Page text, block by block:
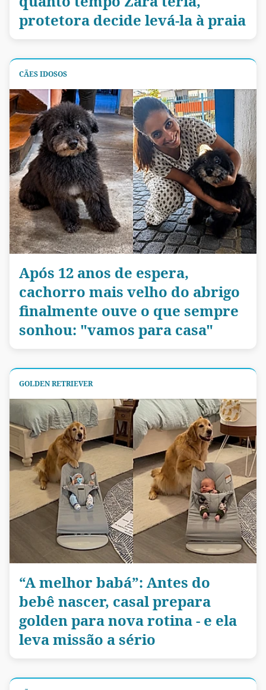
protetora decide levá-la à praia
CÃES IDOSOS
Após 12 anos de espera,
cachorro mais velho do abrigo
finalmente ouve o que sempre
sonhou: "vamos para casa"
GOLDEN RETRIEVER
“A melhor babá”: Antes do
bebê nascer, casal prepara
golden para nova rotina - e ela
leva missão a sério